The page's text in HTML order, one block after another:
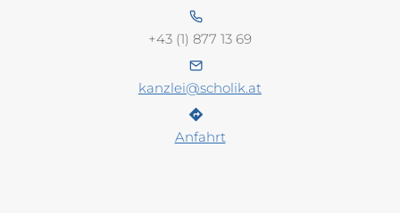
+43 (1) 877 13 69
kanzlei@scholik.at
Anfahrt